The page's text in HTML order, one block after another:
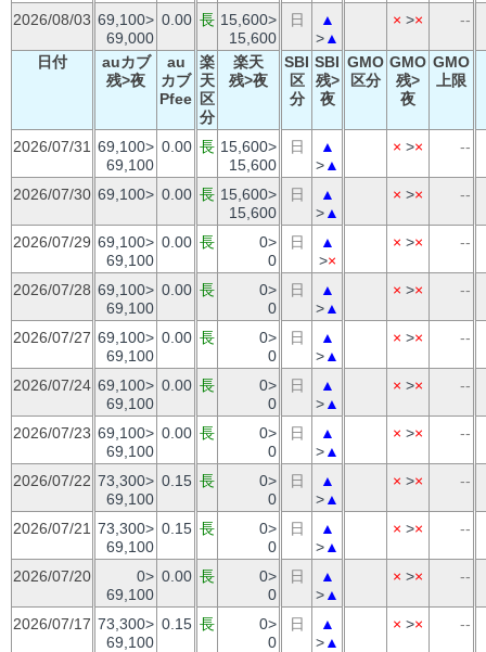
2026/08/03 69,100>
69,000
0.00 長 15,600>
15,600
日
▲
>▲
× >× --
日付
auカブ
残>夜
au
カブ
Pfee
楽
天
区
分
楽天
残>夜
SBI
区
分
SBI
残>
夜
GMO
区分
GMO
残>
夜
GMO
上限
2026/07/31 69,100>
69,100
0.00 長 15,600>
15,600
日
▲
>▲
× >× --
2026/07/30 69,100> 0.00 長 15,600>
15,600
日
▲
>▲
× >× --
2026/07/29 69,100>
69,100
0.00 長
0>
0
日
▲
>×
× >× --
2026/07/28 69,100>
69,100
0.00 長
0>
0
日
▲
>▲
× >× --
2026/07/27 69,100>
69,100
0.00 長
0>
0
日
▲
>▲
× >× --
2026/07/24 69,100>
69,100
0.00 長
0>
0
日
▲
>▲
× >× --
2026/07/23 69,100>
69,100
0.00 長
0>
0
日
▲
>▲
× >× --
2026/07/22 73,300>
69,100
0.15 長
0>
0
日
▲
>▲
× >× --
2026/07/21 73,300>
69,100
0.15 長
0>
0
日
▲
>▲
× >× --
2026/07/20
0>
69,100
0.00 長
0>
0
日
▲
>▲
× >× --
2026/07/17 73,300>
69,100
0.15 長
0>
0
日
▲
>▲
× >× --